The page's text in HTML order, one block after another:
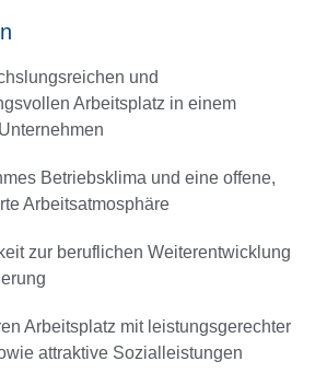
und
Arbeitsplatz in einem
Betriebsklima und eine offene,
Arbeitsatmosphäre
zur beruflichen Weiterentwicklung
Arbeitsplatz mit leistungsgerechter
attraktive Sozialleistungen